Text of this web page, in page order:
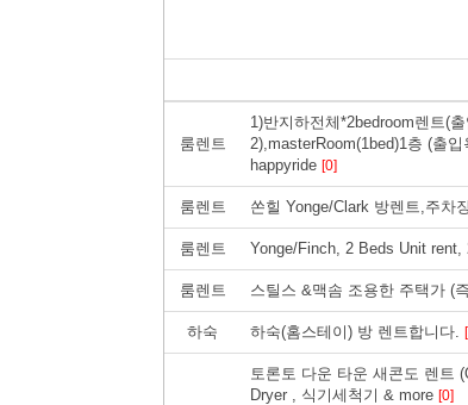
룸렌트
1)반지하전체*2bedroom렌트(
2),masterRoom(1bed)1층 (출
happyride [0]
룸렌트 쏜힐 Yonge/Clark 방렌트,주차
룸렌트 Yonge/Finch, 2 Beds Unit
룸렌트 스틸스 &맥솜 조용한 주택가 (
하숙 하숙(홈스테이) 방 렌트합니다.
토론토 다운 타운 새콘도 렌트
Dryer , 식기세척기 & more [0]